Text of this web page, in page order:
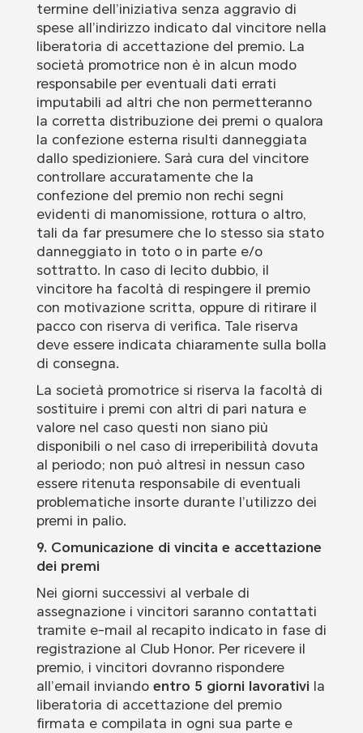
termine dell’iniziativa senza aggravio di
spese all’indirizzo indicato dal vincitore nella
liberatoria di accettazione del premio. La
società promotrice non è in alcun modo
responsabile per eventuali dati errati
imputabili ad altri che non permetteranno
la corretta distribuzione dei premi o qualora
la confezione esterna risulti danneggiata
dallo spedizioniere. Sarà cura del vincitore
controllare accuratamente che la
confezione del premio non rechi segni
evidenti di manomissione, rottura o altro,
tali da far presumere che lo stesso sia stato
danneggiato in toto o in parte e/o
sottratto. In caso di lecito dubbio, il
vincitore ha facoltà di respingere il premio
con motivazione scritta, oppure di ritirare il
pacco con riserva di verifica. Tale riserva
deve essere indicata chiaramente sulla bolla
di consegna.
La società promotrice si riserva la facoltà di
sostituire i premi con altri di pari natura e
valore nel caso questi non siano più
disponibili o nel caso di irreperibilità dovuta
al periodo; non può altresì in nessun caso
essere ritenuta responsabile di eventuali
problematiche insorte durante l’utilizzo dei
premi in palio.
9. Comunicazione di vincita e accettazione
dei premi
Nei giorni successivi al verbale di
assegnazione i vincitori saranno contattati
tramite e-mail al recapito indicato in fase di
registrazione al Club Honor. Per ricevere il
premio, i vincitori dovranno rispondere
all’email inviando entro 5 giorni lavorativi la
liberatoria di accettazione del premio
firmata e compilata in ogni sua parte e